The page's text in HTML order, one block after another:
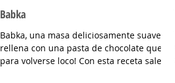
Babka
Babka, una masa deliciosamente suave,
rellena con una pasta de chocolate que es
para volverse loco! Con esta receta salen